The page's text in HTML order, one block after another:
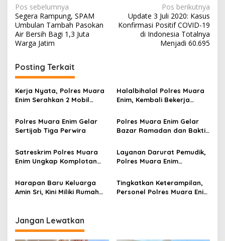
N
a
v
i
g
a
s
i
p
o
s
Pos sebelumnya
Segera Rampung, SPAM
Umbulan Tambah Pasokan
Air Bersih Bagi 1,3 Juta
Warga Jatim
Pos berikutnya
Update 3 Juli 2020: Kasus
Konfirmasi Positif COVID-19
di Indonesia Totalnya
Menjadi 60.695
Posting Terkait
Kerja Nyata, Polres Muara
Enim Serahkan 2 Mobil
Korban
Halalbihalal Polres Muara
Enim, Kembali Bekerja
Polres Muara Enim Gelar
Sertijab Tiga Perwira
Polres Muara Enim Gelar
Bazar Ramadan dan Bakti
Satreskrim Polres Muara
Enim Ungkap Komplotan
di 12 TKP
Layanan Darurat Pemudik,
Polres Muara Enim
Mudik Polri “110”
Harapan Baru Keluarga
Amin Sri, Kini Miliki Rumah
Tingkatkan Keterampilan,
Personel Polres Muara Enim
Jangan Lewatkan